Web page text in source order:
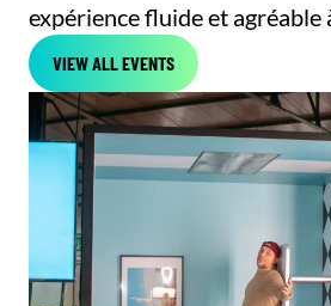
expérience fluide et agréable
VIEW ALL EVENTS